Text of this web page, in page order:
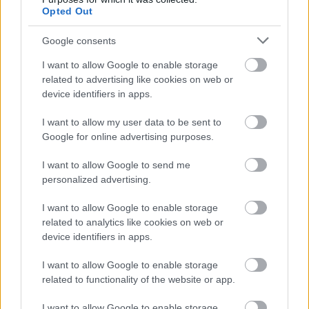
Opted Out
Google consents
I want to allow Google to enable storage
related to advertising like cookies on web or
device identifiers in apps.
I want to allow my user data to be sent to
Google for online advertising purposes.
I want to allow Google to send me
personalized advertising.
I want to allow Google to enable storage
related to analytics like cookies on web or
device identifiers in apps.
I want to allow Google to enable storage
related to functionality of the website or app.
Az Egészségügyi Világszervezet (WHO) testi-lelki
egészségünk megőrzése érdekében legalább 30 perc
közepes intenzitású testmozgást javasol hetente 5,
vagy 20 perc intenzív testmozgás heti 3 alkalommal.
Ugyanakkor melyikünk ne tapasztalná saját bőrén
(is), hogy a XXI. század brutál tempója mellett…